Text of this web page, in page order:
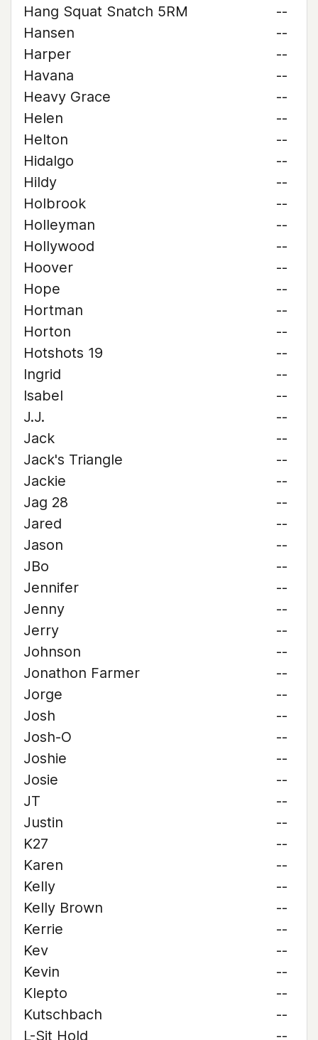
Hang Squat Snatch 5RM
--
Hansen
--
Harper
--
Havana
--
Heavy Grace
--
Helen
--
Helton
--
Hidalgo
--
Hildy
--
Holbrook
--
Holleyman
--
Hollywood
--
Hoover
--
Hope
--
Hortman
--
Horton
--
Hotshots 19
--
Ingrid
--
Isabel
--
J.J.
--
Jack
--
Jack's Triangle
--
Jackie
--
Jag 28
--
Jared
--
Jason
--
JBo
--
Jennifer
--
Jenny
--
Jerry
--
Johnson
--
Jonathon Farmer
--
Jorge
--
Josh
--
Josh-O
--
Joshie
--
Josie
--
JT
--
Justin
--
K27
--
Karen
--
Kelly
--
Kelly Brown
--
Kerrie
--
Kev
--
Kevin
--
Klepto
--
Kutschbach
--
L-Sit Hold
--